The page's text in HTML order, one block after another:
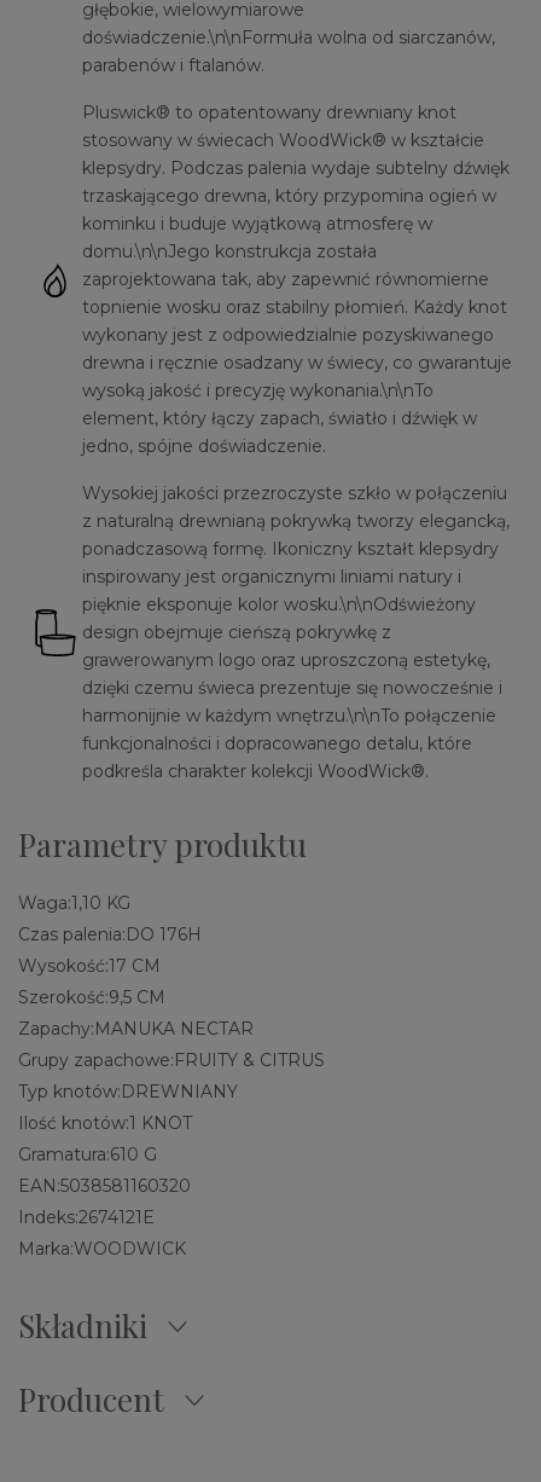
głębokie, wielowymiarowe
doświadczenie.\n\nFormuła wolna od siarczanów,
parabenów i ftalanów.
Pluswick® to opatentowany drewniany knot
stosowany w świecach WoodWick® w kształcie
klepsydry. Podczas palenia wydaje subtelny dźwięk
trzaskającego drewna, który przypomina ogień w
kominku i buduje wyjątkową atmosferę w
domu.\n\nJego konstrukcja została
zaprojektowana tak, aby zapewnić równomierne
topnienie wosku oraz stabilny płomień. Każdy knot
wykonany jest z odpowiedzialnie pozyskiwanego
drewna i ręcznie osadzany w świecy, co gwarantuje
wysoką jakość i precyzję wykonania.\n\nTo
element, który łączy zapach, światło i dźwięk w
jedno, spójne doświadczenie.
Wysokiej jakości przezroczyste szkło w połączeniu
z naturalną drewnianą pokrywką tworzy elegancką,
ponadczasową formę. Ikoniczny kształt klepsydry
inspirowany jest organicznymi liniami natury i
pięknie eksponuje kolor wosku.\n\nOdświeżony
design obejmuje cieńszą pokrywkę z
grawerowanym logo oraz uproszczoną estetykę,
dzięki czemu świeca prezentuje się nowocześnie i
harmonijnie w każdym wnętrzu.\n\nTo połączenie
funkcjonalności i dopracowanego detalu, które
podkreśla charakter kolekcji WoodWick®.
Parametry produktu
Waga:1,10 KG
Czas palenia:DO 176H
Wysokość:17 CM
Szerokość:9,5 CM
Zapachy:MANUKA NECTAR
Grupy zapachowe:FRUITY & CITRUS
Typ knotów:DREWNIANY
Ilość knotów:1 KNOT
Gramatura:610 G
EAN:5038581160320
Indeks:2674121E
Marka:WOODWICK
Składniki
Producent